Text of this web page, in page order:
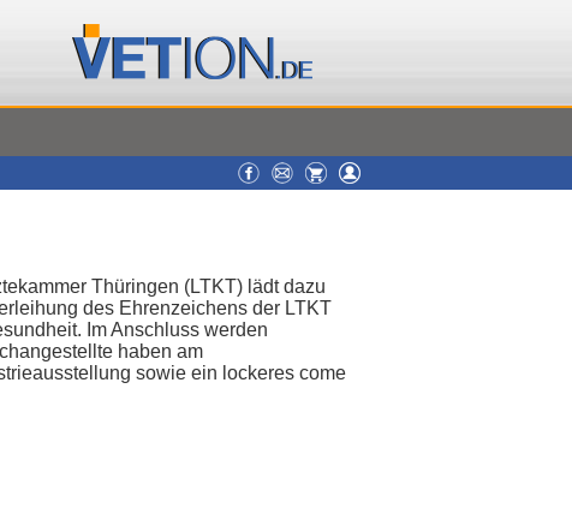
Thüringen (LTKT) lädt dazu
des Ehrenzeichens der LTKT
Im Anschluss werden
haben am
sowie ein lockeres come